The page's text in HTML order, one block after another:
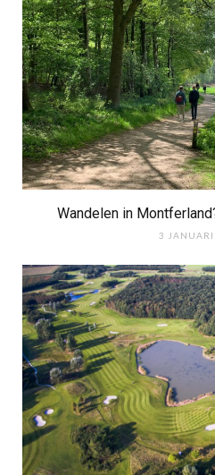
Wandelen in
3